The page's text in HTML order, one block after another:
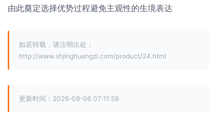
由此奠定选择优势过程避免主观性的生境表达
如若转载，请注明出处：
http://www.shjinghuangzl.com/product/24.html
更新时间：2026-08-06 07:11:59